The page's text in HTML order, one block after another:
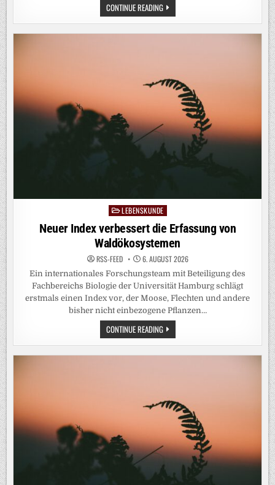
CONTINUE READINGBERGHÜTTEN
RÜSTEN
WEGEN
Posted
in
LEBENSKUNDE
Neuer Index verbessert die Erfassung von
Waldökosystemen
RSS-FEED 6. AUGUST 2026
Ein internationales Forschungsteam mit Beteiligung des
Fachbereichs Biologie der Universität Hamburg schlägt
erstmals einen Index vor, der Moose, Flechten und andere
bisher nicht einbezogene Pflanzen…
CONTINUE READINGNEUER
INDEX
VERBESSERT